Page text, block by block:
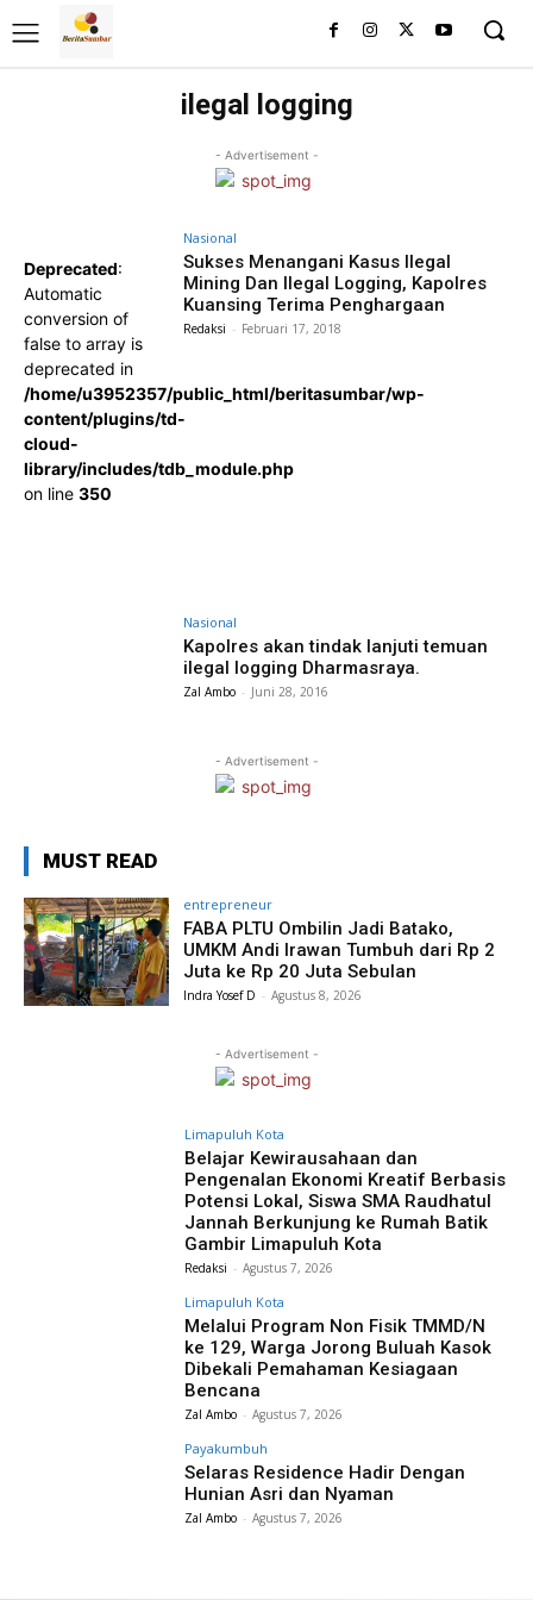
ilegal logging
- Advertisement -
Deprecated:
Automatic
conversion of
false to array is
deprecated in
/home/u3952357/public_html/beritasumbar/wp-
content/plugins/td-
cloud-
library/includes/tdb_module.php
on line 350
Nasional
Sukses Menangani Kasus Ilegal
Mining Dan Ilegal Logging, Kapolres
Kuansing Terima Penghargaan
Redaksi - Februari 17, 2018
Nasional
Kapolres akan tindak lanjuti temuan
ilegal logging Dharmasraya.
Zal Ambo - Juni 28, 2016
- Advertisement -
MUST READ
entrepreneur
FABA PLTU Ombilin Jadi Batako,
UMKM Andi Irawan Tumbuh dari Rp 2
Juta ke Rp 20 Juta Sebulan
Indra Yosef D - Agustus 8, 2026
- Advertisement -
Limapuluh Kota
Belajar Kewirausahaan dan
Pengenalan Ekonomi Kreatif Berbasis
Potensi Lokal, Siswa SMA Raudhatul
Jannah Berkunjung ke Rumah Batik
Gambir Limapuluh Kota
Redaksi - Agustus 7, 2026
Limapuluh Kota
Melalui Program Non Fisik TMMD/N
ke 129, Warga Jorong Buluah Kasok
Dibekali Pemahaman Kesiagaan
Bencana
Zal Ambo - Agustus 7, 2026
Payakumbuh
Selaras Residence Hadir Dengan
Hunian Asri dan Nyaman
Zal Ambo - Agustus 7, 2026